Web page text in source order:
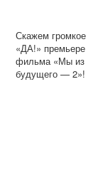
Скажем громкое
«ДА!» премьере
фильма «Мы из
будущего — 2»!